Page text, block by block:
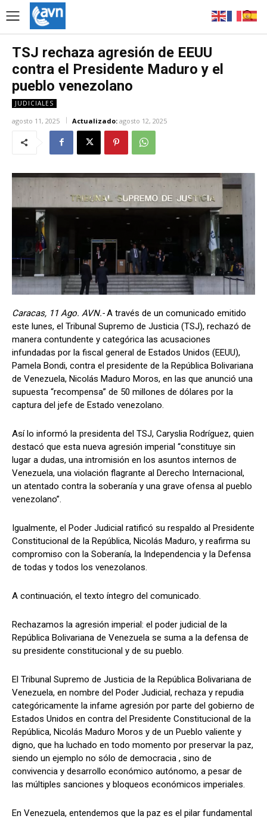
TSJ rechaza agresión de EEUU
contra el Presidente Maduro y el
pueblo venezolano
JUDICIALES
agosto 11, 2025 Actualizado: agosto 12, 2025
Caracas, 11 Ago. AVN.-A través de un comunicado emitido
este lunes, el Tribunal Supremo de Justicia (TSJ), rechazó de
manera contundente y categórica las acusaciones
infundadas por la fiscal general de Estados Unidos (EEUU),
Pamela Bondi, contra el presidente de la República Bolivariana
de Venezuela, Nicolás Maduro Moros, en las que anunció una
supuesta “recompensa” de 50 millones de dólares por la
captura del jefe de Estado venezolano.
Así lo informó la presidenta del TSJ, Caryslia Rodríguez, quien
destacó que esta nueva agresión imperial “constituye sin
lugar a dudas, una intromisión en los asuntos internos de
Venezuela, una violación flagrante al Derecho Internacional,
un atentado contra la soberanía y una grave ofensa al pueblo
venezolano”.
Igualmente, el Poder Judicial ratificó su respaldo al Presidente
Constitucional de la República, Nicolás Maduro, y reafirma su
compromiso con la Soberanía, la Independencia y la Defensa
de todas y todos los venezolanos.
A continuación, el texto íntegro del comunicado.
Rechazamos la agresión imperial: el poder judicial de la
República Bolivariana de Venezuela se suma a la defensa de
su presidente constitucional y de su pueblo.
El Tribunal Supremo de Justicia de la República Bolivariana de
Venezuela, en nombre del Poder Judicial, rechaza y repudia
categóricamente la infame agresión por parte del gobierno de
Estados Unidos en contra del Presidente Constitucional de la
República, Nicolás Maduro Moros y de un Pueblo valiente y
digno, que ha luchado en todo momento por preservar la paz,
siendo un ejemplo no sólo de democracia , sino de
convivencia y desarrollo económico autónomo, a pesar de
las múltiples sanciones y bloqueos económicos imperiales.
En Venezuela, entendemos que la paz es el pilar fundamental